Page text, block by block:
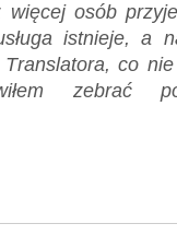
osób
istnieje, a
co
zebrać